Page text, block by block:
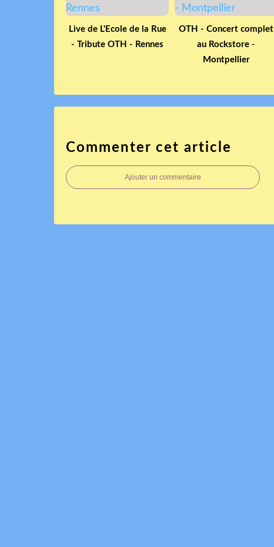
Live de L'Ecole de la Rue
- Tribute OTH - Rennes
OTH - Concert complet
au Rockstore -
Montpellier
Commenter cet article
Ajouter un commentaire